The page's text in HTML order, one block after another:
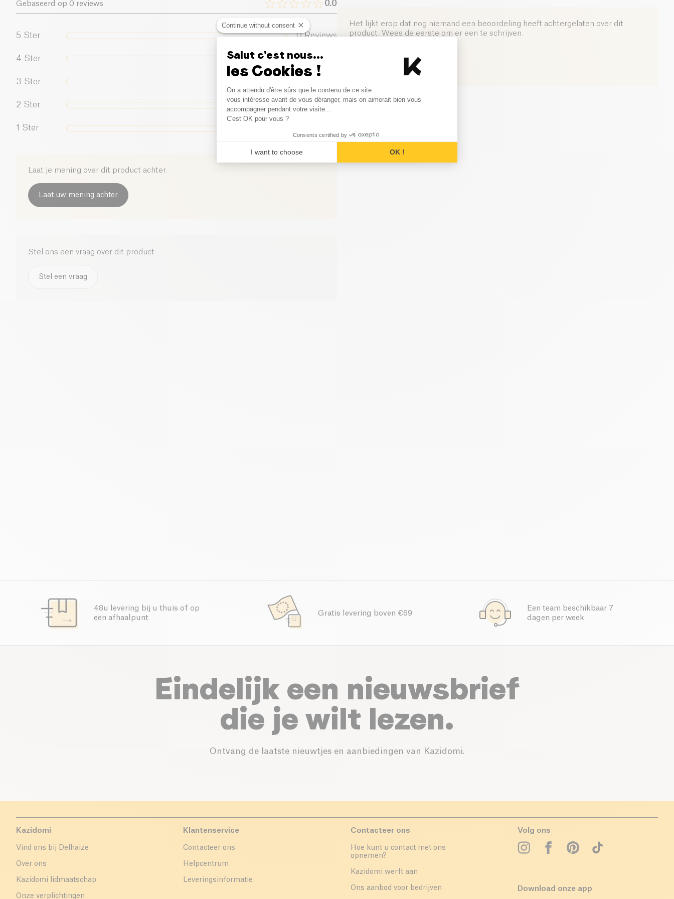
Gebaseerd op 0 reviews 0.0
5 Ster 0 Reviews
4 Ster 0 Reviews
3 Ster
2 Ster 0 Reviews
1 Ster
Laat je mening over dit product achter.
Laat uw mening achter
Stel ons een vraag over dit product
Stel een vraag
Het lijkt erop dat nog niemand een beoordeling heeft achtergelaten over dit
product. Wees de eerste om er een te schrijven.
Laat uw mening achter
48u levering bij u thuis of op
een afhaalpunt
Gratis levering boven €69
Een team beschikbaar 7
dagen per week
Eindelijk een nieuwsbrief
die je wilt lezen.
Ontvang de laatste nieuwtjes en aanbiedingen van Kazidomi.
Kazidomi
Vind ons bij Delhaize
Over ons
Kazidomi lidmaatschap
Onze verplichtingen
Klantenservice
Contacteer ons
Helpcentrum
Leveringsinformatie
Contacteer ons
Hoe kunt u contact met ons
opnemen?
Kazidomi werft aan
Ons aanbod voor bedrijven
Volg ons
Download onze app
Continue without consent
Salut c'est nous...
les Cookies !
Consent Management Platform: Personalize Your Options
On a attendu d'être sûrs que le contenu de ce site
vous intéresse avant de vous déranger, mais on aimerait bien vous
accompagner pendant votre visite...
C'est OK pour vous ?
Consents certified by
I want to choose OK !
Axeptio consent